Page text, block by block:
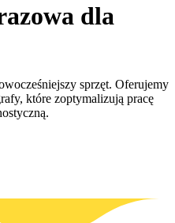
dla
sprzęt. Oferujemy
które zoptymalizują pracę